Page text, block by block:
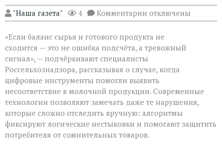
"Наша газета" 4 Комментарии к
записи
математика
не
сходится:
как
система
ловит
нарушения
в
молоке»
отключены
«Если баланс сырья и готового продукта не
сходится — это не ошибка подсчёта, а тревожный
сигнал», — подчёркивают специалисты
Россельхознадзора, рассказывая о случае, когда
цифровые инструменты помогли выявить
несоответствие в молочной продукции. Современные
технологии позволяют замечать даже те нарушения,
которые сложно отследить вручную: алгоритмы
фиксируют логические нестыковки и помогают защитить
потребителя от сомнительных товаров.